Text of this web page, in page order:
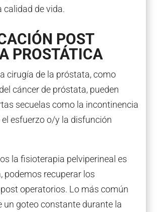
calidad de vida.
POST
PROSTÁTICA
cirugía de la próstata, como
cáncer de próstata, pueden
secuelas como la incontinencia
esfuerzo o/y la disfunción
la fisioterapia pelviperineal es
podemos recuperar los
operatorios. Lo más común
un goteo constante durante la